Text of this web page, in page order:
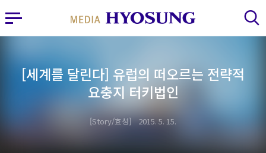
MY FRIEND HYOSUNG
사이드바 열기 검색 레이어 열기
[세계를 달린다] 유럽의 떠오르는 전략적
요충지 터키법인
Story/효성 2015. 5. 15.